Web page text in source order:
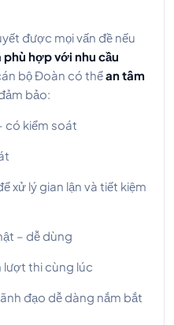
được mọi vấn đề nếu
hợp với nhu cầu
bộ Đoàn có thểan tâm
đảm bảo:
có kiểm soát
xử lý gian lận và tiết kiệm
– dễ dùng
lượt thi cùng lúc
đạo dễ dàng nắm bắt